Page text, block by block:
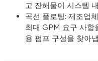
고 잔해물이 시스템
곡선 플로팅: 제조업
최대 GPM 요구 사항
용 펌프 구성을 찾아